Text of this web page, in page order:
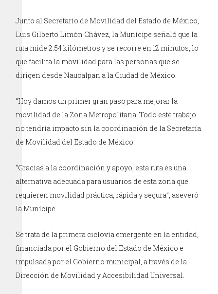
Junto al Secretario de Movilidad del Estado de México,
Luis Gilberto Limón Chávez, la Munícipe señaló que la
ruta mide 2.54 kilómetros y se recorre en 12 minutos, lo
que facilita la movilidad para las personas que se
dirigen desde Naucalpan a la Ciudad de México.
“Hoy damos un primer gran paso para mejorar la
movilidad de la Zona Metropolitana. Todo este trabajo
no tendría impacto sin la coordinación de la Secretaría
de Movilidad del Estado de México.
“Gracias a la coordinación y apoyo, esta ruta es una
alternativa adecuada para usuarios de esta zona que
requieren movilidad práctica, rápida y segura”, aseveró
la Munícipe.
Se trata de la primera ciclovía emergente en la entidad,
financiada por el Gobierno del Estado de México e
impulsada por el Gobierno municipal, a través de la
Dirección de Movilidad y Accesibilidad Universal.